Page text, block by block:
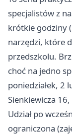
specjalistów z
krótkie godziny
narzędzi, które
przedszkolu.
choć na jedno
poniedziałek, 2
Sienkiewicza
Udział po
ograniczona